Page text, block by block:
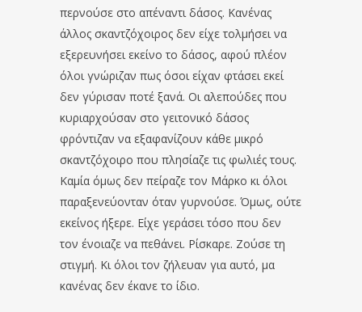
περνούσε στο απέναντι δάσος. Κανένας
άλλος σκαντζόχοιρος δεν είχε τολμήσει να
εξερευνήσει εκείνο το δάσος, αφού πλέον
όλοι γνώριζαν πως όσοι είχαν φτάσει εκεί
δεν γύρισαν ποτέ ξανά. Οι αλεπούδες που
κυριαρχούσαν στο γειτονικό δάσος
φρόντιζαν να εξαφανίζουν κάθε μικρό
σκαντζόχοιρο που πλησίαζε τις φωλιές τους.
Καμία όμως δεν πείραζε τον Μάρκο κι όλοι
παραξενεύονταν όταν γυρνούσε. Όμως, ούτε
εκείνος ήξερε. Είχε γεράσει τόσο που δεν
τον ένοιαζε να πεθάνει. Ρίσκαρε. Ζούσε τη
στιγμή. Κι όλοι τον ζήλευαν για αυτό, μα
κανένας δεν έκανε το ίδιο.